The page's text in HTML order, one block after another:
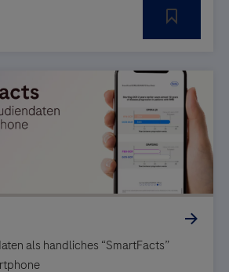
als handliches “SmartFacts”